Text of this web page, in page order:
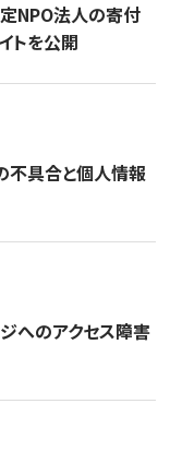
NPO法人の寄付
トを公開
不具合と個人情報
へのアクセス障害